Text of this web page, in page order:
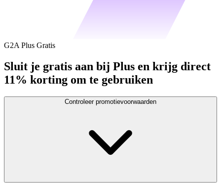
G2A Plus Gratis
Sluit je gratis aan bij Plus en krijg direct
11% korting om te gebruiken
Controleer promotievoorwaarden